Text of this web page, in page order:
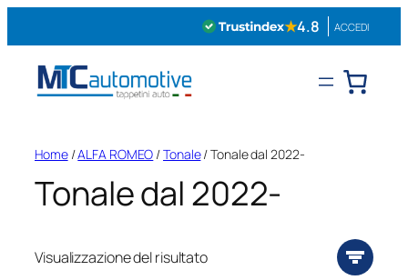
★4.8 ACCEDI
Home/ALFA ROMEO /Tonale/ Tonale dal 2022-
Tonale dal 2022-
Visualizzazione del risultato